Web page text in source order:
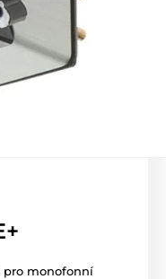
pro monofonní